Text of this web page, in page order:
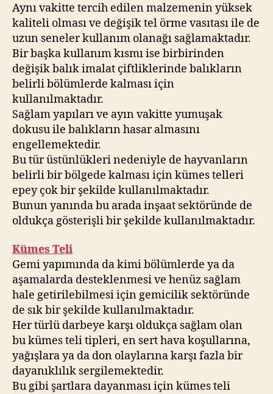
Aynı vakitte tercih edilen malzemenin yüksek
kaliteli olması ve değişik tel örme vasıtası ile de
uzun seneler kullanım olanağı sağlamaktadır.
Bir başka kullanım kısmı ise birbirinden
değişik balık imalat çiftliklerinde balıkların
belirli bölümlerde kalması için
kullanılmaktadır.
Sağlam yapıları ve ayın vakitte yumuşak
dokusu ile balıkların hasar almasını
engellemektedir.
Bu tür üstünlükleri nedeniyle de hayvanların
belirli bir bölgede kalması için kümes telleri
epey çok bir şekilde kullanılmaktadır.
Bunun yanında bu arada inşaat sektöründe de
oldukça gösterişli bir şekilde kullanılmaktadır.
Kümes Teli
Gemi yapımında da kimi bölümlerde ya da
aşamalarda desteklenmesi ve henüz sağlam
hale getirilebilmesi için gemicilik sektöründe
de sık bir şekilde kullanılmaktadır.
Her türlü darbeye karşı oldukça sağlam olan
bu kümes teli tipleri, en sert hava koşullarına,
yağışlara ya da don olaylarına karşı fazla bir
dayanıklılık sergilemektedir.
Bu gibi şartlara dayanması için kümes teli